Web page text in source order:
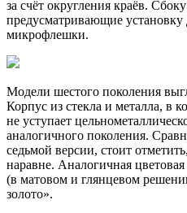
за счёт округления краёв.
предусматривающие
микрофлешки.
Модели шестого поколения
Корпус из стекла и металла, в
не уступает
аналогичного поколения.
седьмой версии, стоит
наравне. Аналогичная
(в матовом и глянцевом
золото».